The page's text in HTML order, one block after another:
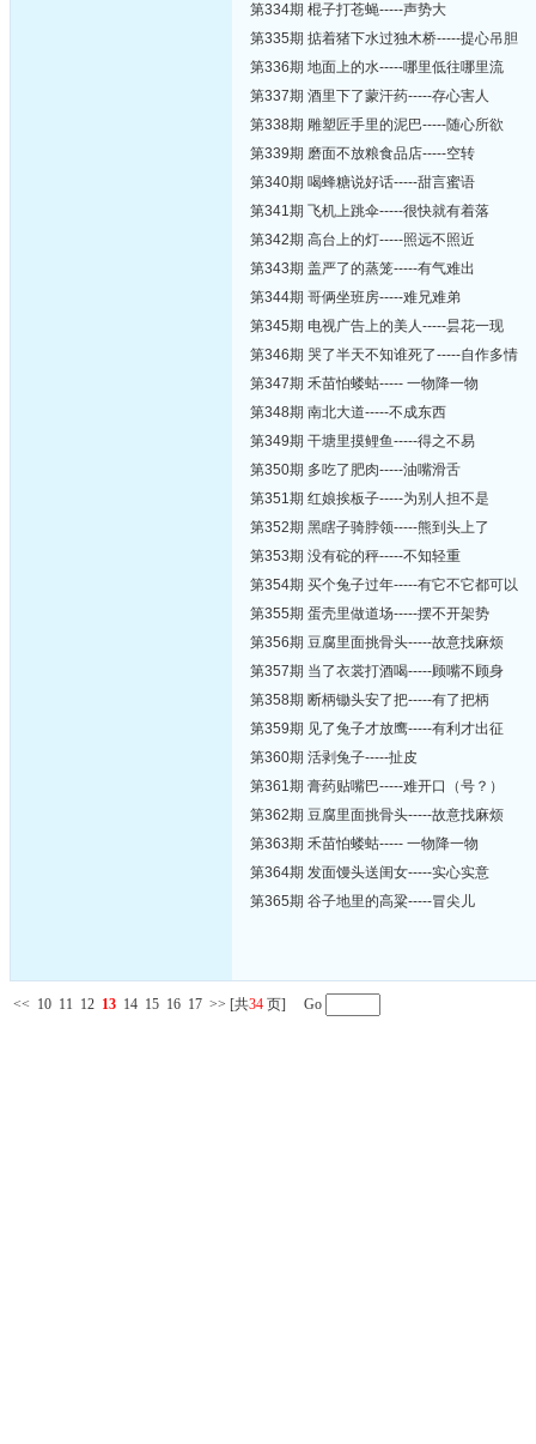
第334期 棍子打苍蝇-----声势大
第335期 掂着猪下水过独木桥-----提心吊胆
第336期 地面上的水-----哪里低往哪里流
第337期 酒里下了蒙汗药-----存心害人
第338期 雕塑匠手里的泥巴-----随心所欲
第339期 磨面不放粮食品店-----空转
第340期 喝蜂糖说好话-----甜言蜜语
第341期 飞机上跳伞-----很快就有着落
第342期 高台上的灯-----照远不照近
第343期 盖严了的蒸笼-----有气难出
第344期 哥俩坐班房-----难兄难弟
第345期 电视广告上的美人-----昙花一现
第346期 哭了半天不知谁死了-----自作多情
第347期 禾苗怕蝼蛄----- 一物降一物
第348期 南北大道-----不成东西
第349期 干塘里摸鲤鱼-----得之不易
第350期 多吃了肥肉-----油嘴滑舌
第351期 红娘挨板子-----为别人担不是
第352期 黑瞎子骑脖领-----熊到头上了
第353期 没有砣的秤-----不知轻重
第354期 买个兔子过年-----有它不它都可以
第355期 蛋壳里做道场-----摆不开架势
第356期 豆腐里面挑骨头-----故意找麻烦
第357期 当了衣裳打酒喝-----顾嘴不顾身
第358期 断柄锄头安了把-----有了把柄
第359期 见了兔子才放鹰-----有利才出征
第360期 活剥兔子-----扯皮
第361期 膏药贴嘴巴-----难开口（号？）
第362期 豆腐里面挑骨头-----故意找麻烦
第363期 禾苗怕蝼蛄----- 一物降一物
第364期 发面馒头送闺女-----实心实意
第365期 谷子地里的高粱-----冒尖儿
<< 10 11 12 13 14 15 16 17 >> [共34 页] Go